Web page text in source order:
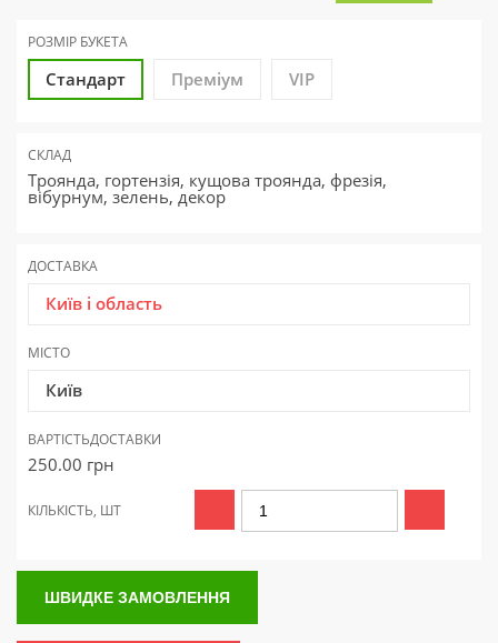
РОЗМІР БУКЕТА
Стандарт Преміум VIP
СКЛАД
Троянда, гортензія, кущова троянда, фрезія,
вібурнум, зелень, декор
ДОСТАВКА
Київ і область
МІСТО
Київ
ВАРТІСТЬДОСТАВКИ
250.00 грн
КІЛЬКІСТЬ, ШТ
ШВИДКЕ ЗАМОВЛЕННЯ